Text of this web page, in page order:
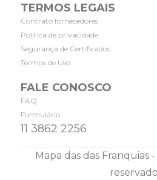
TERMOS LEGAIS
Contrato fornecedores
Política de privacidade
Segurança de Certificados
Termos de Uso
FALE CONOSCO
FAQ
Formulário
11 3862 2256
Mapa das das Franquias